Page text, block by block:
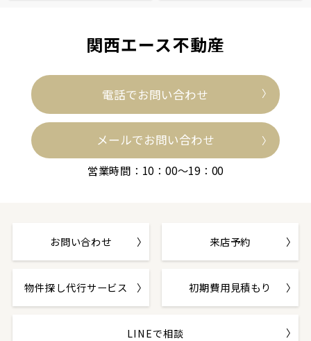
関西エース不動産
電話でお問い合わせ
メールでお問い合わせ
営業時間：10：00～19：00
お問い合わせ 来店予約
物件探し代行サービス 初期費用見積もり
LINEで相談